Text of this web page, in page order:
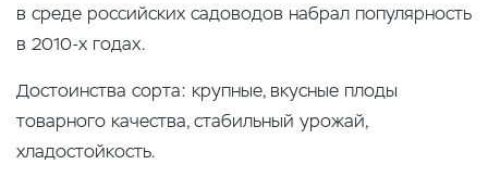
в среде российских садоводов набрал популярность
в 2010-х годах.
Достоинства сорта: крупные, вкусные плоды
товарного качества, стабильный урожай,
хладостойкость.